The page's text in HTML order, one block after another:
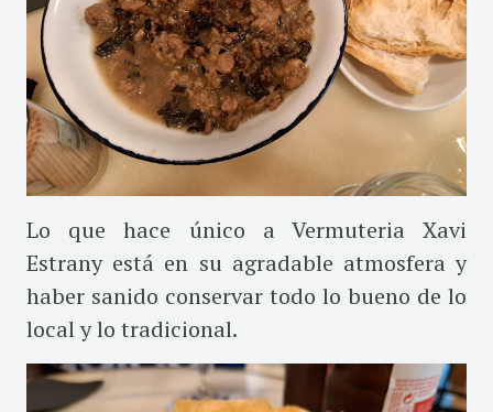
Lo que hace único a Vermuteria Xavi
Estrany está en su agradable atmosfera y
haber sanido conservar todo lo bueno de lo
local y lo tradicional.